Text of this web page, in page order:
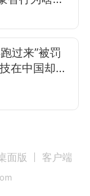
过来”被罚
在中国却卖
面版 客户端